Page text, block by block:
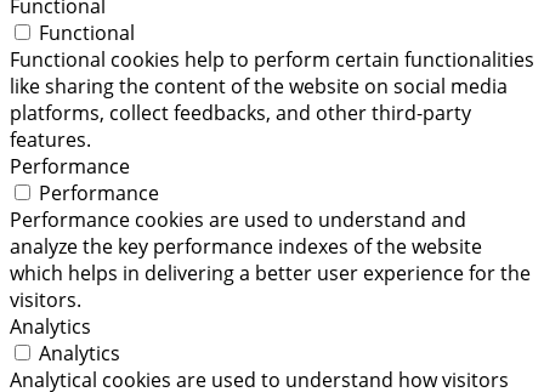
Functional
Functional
Functional cookies help to perform certain functionalities
like sharing the content of the website on social media
platforms, collect feedbacks, and other third-party
features.
Performance
Performance
Performance cookies are used to understand and
analyze the key performance indexes of the website
which helps in delivering a better user experience for the
visitors.
Analytics
Analytics
Analytical cookies are used to understand how visitors